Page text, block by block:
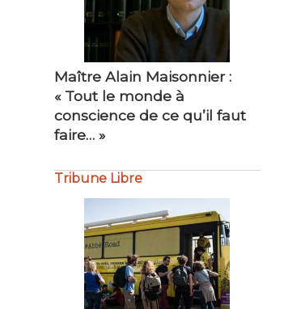
Maître Alain Maisonnier :
« Tout le monde à
conscience de ce qu’il faut
faire… »
Maître Philippe Bourdel :
« Amour du travail bien fait…
»
Tribune Libre
Fondation Abbé Pierre
Tribune ouverte au… CCFD-